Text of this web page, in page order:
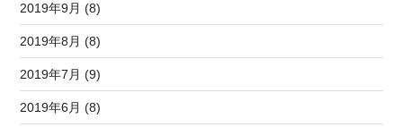
2019年9月 (8)
2019年8月 (8)
2019年7月 (9)
2019年6月 (8)